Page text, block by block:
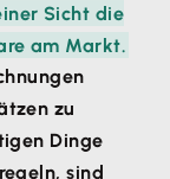
Sicht die
am Markt.
zu
Dinge
sind